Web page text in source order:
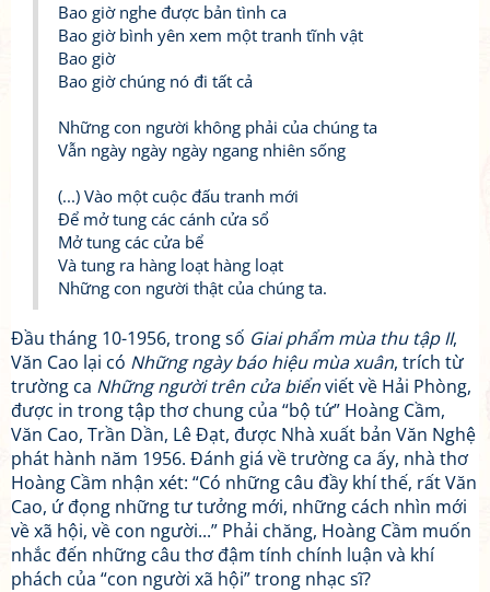
Bao giờ nghe được bản tình ca
Bao giờ bình yên xem một tranh tĩnh vật
Bao giờ
Bao giờ chúng nó đi tất cả
Những con người không phải của chúng ta
Vẫn ngày ngày ngày ngang nhiên sống
(...) Vào một cuộc đấu tranh mới
Để mở tung các cánh cửa sổ
Mở tung các cửa bể
Và tung ra hàng loạt hàng loạt
Những con người thật của chúng ta.
Đầu tháng 10-1956, trong số Giai phẩm mùa thu tập II,
Văn Cao lại có Những ngày báo hiệu mùa xuân, trích từ
trường ca Những người trên cửa biểnviết về Hải Phòng,
được in trong tập thơ chung của “bộ tứ” Hoàng Cầm,
Văn Cao, Trần Dần, Lê Đạt, được Nhà xuất bản Văn Nghệ
phát hành năm 1956. Đánh giá về trường ca ấy, nhà thơ
Hoàng Cầm nhận xét: “Có những câu đầy khí thế, rất Văn
Cao, ứ đọng những tư tưởng mới, những cách nhìn mới
về xã hội, về con người...” Phải chăng, Hoàng Cầm muốn
nhắc đến những câu thơ đậm tính chính luận và khí
phách của “con người xã hội” trong nhạc sĩ?